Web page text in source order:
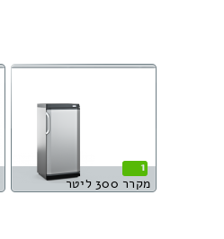
1
מקרר 300 ליטר